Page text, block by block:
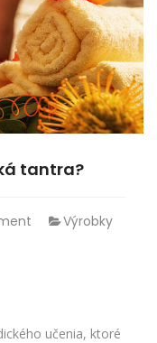
tantra?
Výrobky
učenia, ktoré